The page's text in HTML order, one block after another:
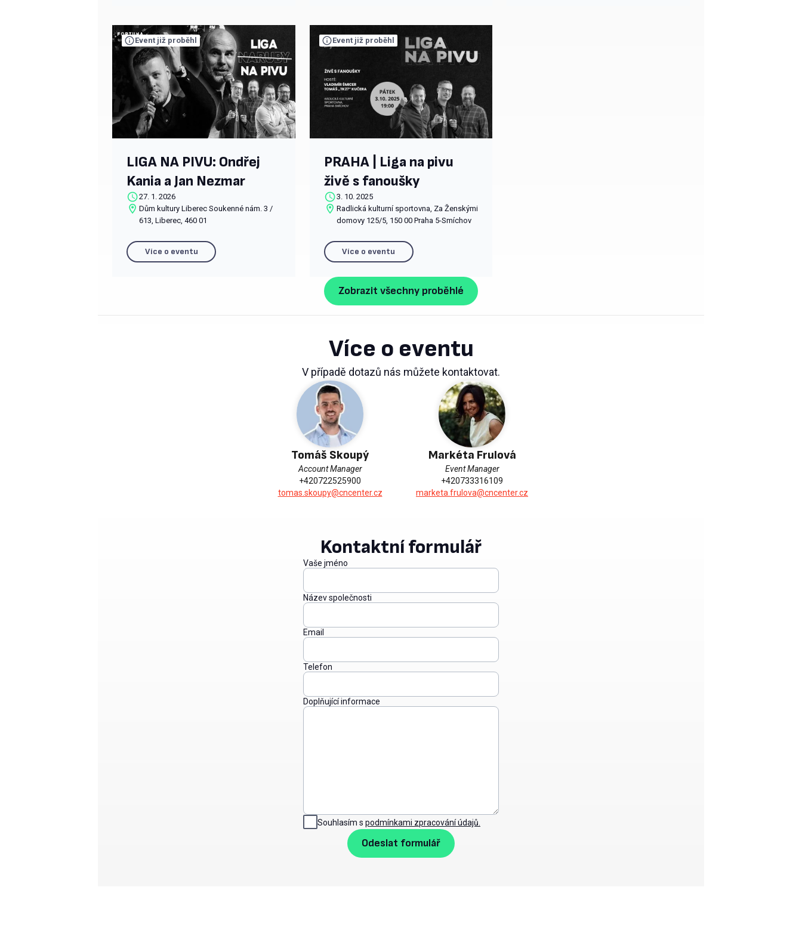
LIGA NA PIVU: Ondřej
Kania a Jan Nezmar
Event již proběhl
27. 1. 2026
Dům kultury Liberec Soukenné nám. 3 /
613, Liberec, 460 01
Více o eventu
PRAHA | Liga na pivu
živě s fanoušky
Event již proběhl
3. 10. 2025
Radlická kulturní sportovna, Za Ženskými
domovy 125/5, 150 00 Praha 5-Smíchov
Více o eventu
Zobrazit všechny proběhlé
Více o eventu
V případě dotazů nás můžete kontaktovat.
Tomáš Skoupý
Account Manager
+420722525900
tomas.skoupy@cncenter.cz
Markéta Frulová
Event Manager
+420733316109
marketa.frulova@cncenter.cz
Kontaktní formulář
Vaše jméno
Název společnosti
Email
Telefon
Doplňující informace
Souhlasím s podmínkami zpracování údajů.
Odeslat formulář